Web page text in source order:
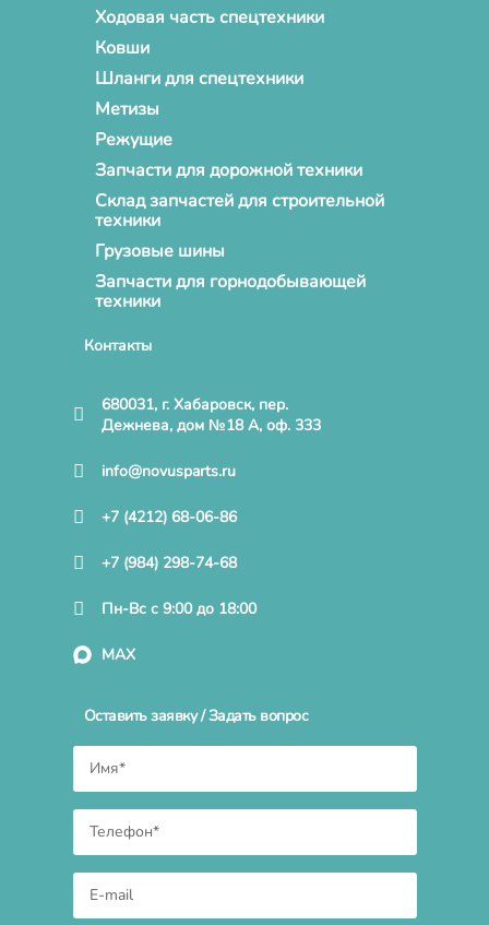
Ходовая часть спецтехники
Ковши
Шланги для спецтехники
Метизы
Режущие
Запчасти для дорожной техники
Склад запчастей для строительной
техники
Грузовые шины
Запчасти для горнодобывающей
техники
Контакты
680031, г. Хабаровск, пер.
Дежнева, дом №18 А, оф. 333
info@novusparts.ru
+7 (4212) 68-06-86
+7 (984) 298-74-68
Пн-Вс с 9:00 до 18:00
MAX
Оставить заявку / Задать вопрос